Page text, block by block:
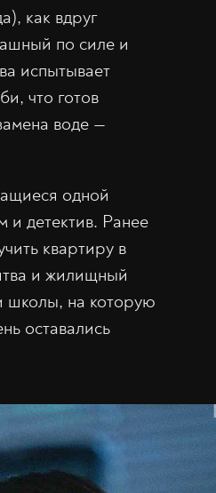
как вдруг
по силе и
испытывает
что готов
воде —
одной
детектив. Ранее
квартиру в
и жилищный
школы, на которую
оставались